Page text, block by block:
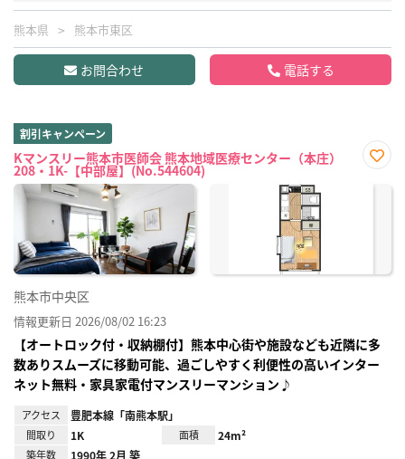
熊本県 熊本市東区
お問合わせ 電話する
割引キャンペーン
Kマンスリー熊本市医師会 熊本地域医療センター（本庄）
208・1K-【中部屋】(No.544604)
に入
熊本市中央区
情報更新日 2026/08/02 16:23
【オートロック付・収納棚付】熊本中心街や施設なども近隣に多
数ありスムーズに移動可能、過ごしやすく利便性の高いインター
ネット無料・家具家電付マンスリーマンション♪
アクセス 豊肥本線「南熊本駅」
間取り 1K 面積 24m²
築年数 1990年 2月 築